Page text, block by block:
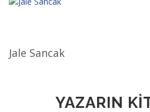
Jale Sancak
YAZARIN